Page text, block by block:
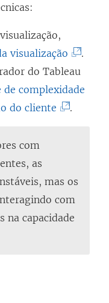
visualização
O
l
i
b
r
e
.
do Tableau
complexidade
do cliente
n
k
a
.
com
as
mas os
com
na capacidade